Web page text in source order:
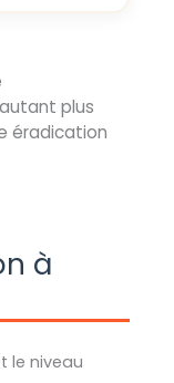
plus
éradication
à
le niveau